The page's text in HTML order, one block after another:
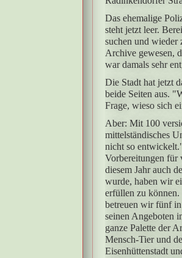
Das ehemalige
steht jetzt leer.
suchen und wieder
Archive gewesen,
war damals sehr
Die Stadt hat jetzt
beide Seiten aus.
Frage, wieso sich
Aber: Mit 100
mittelständisches
nicht so
Vorbereitungen für
diesem Jahr auch
wurde, haben wir
erfüllen zu
betreuen wir fünf
seinen Angeboten
ganze Palette der
Mensch-Tier und
Eisenhüttenstadt